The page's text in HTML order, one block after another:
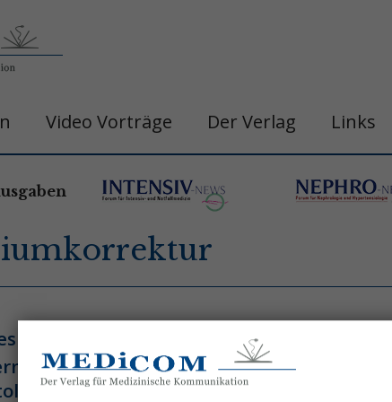
Video Vorträge Der Verlag Links
leberversagen belastungshitzschlag
gastro&hepa-news
hämatologische neoplasie